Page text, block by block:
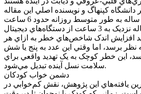
دانشگاه کپنهاگ و نويسنده اصلي اين مقاله
گفته که: »نوجوانان 18 ساله به طور متوسط روزانه حدود 6 ساعت
و کودکان 10 ساله نزديک به 3 ساعت از دستگاه‌هاي ديجيتال
افزايش اندک شاخص‌هاي خطر به ازاي هر
نظر برسد، اما وقتي اين عدد به پنج يا شش
اين خطر کوچک به يک تهديد واقعي براي
سلامت نسل آينده تبديل مي‌شود.
دشمن خواب کودکان
يافته‌هاي اين پژوهش، نقش کم‌خوابي در